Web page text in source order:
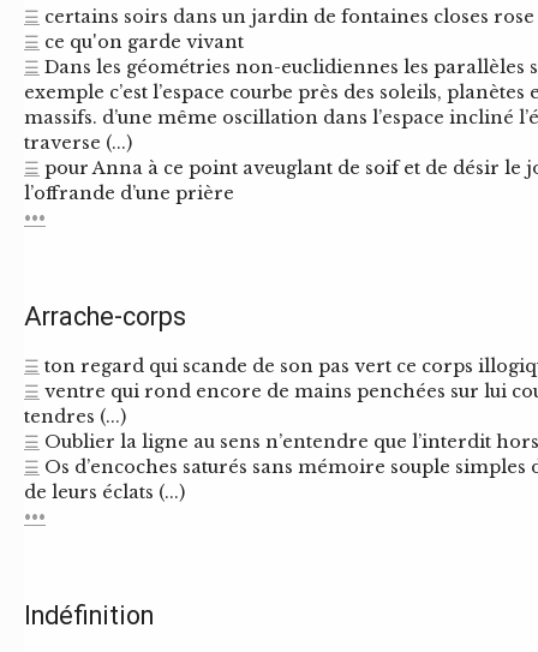
☰ certains soirs dans un jardin de fontaines closes
☰ ce qu'on garde vivant
☰ Dans les géométries non-euclidiennes les parallèles
exemple c’est l’espace courbe près des soleils, planètes
massifs. d’une même oscillation dans l’espace incliné
traverse (...)
☰ pour Anna à ce point aveuglant de soif et de désir le
l’offrande d’une prière
•••
Arrache-corps
☰ ton regard qui scande de son pas vert ce corps
☰ ventre qui rond encore de mains penchées sur lui
tendres (...)
☰ Oublier la ligne au sens n’entendre que l’interdit
☰ Os d’encoches saturés sans mémoire souple simples
de leurs éclats (...)
•••
Indéfinition